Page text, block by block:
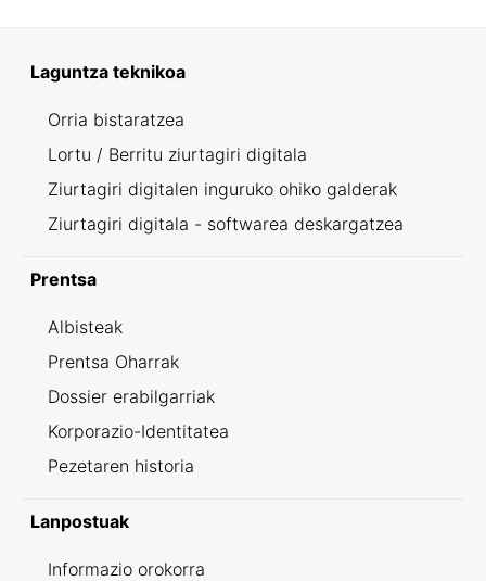
Laguntza teknikoa
Orria bistaratzea
Lortu / Berritu ziurtagiri digitala
Ziurtagiri digitalen inguruko ohiko galderak
Ziurtagiri digitala - softwarea deskargatzea
Prentsa
Albisteak
Prentsa Oharrak
Dossier erabilgarriak
Korporazio-Identitatea
Pezetaren historia
Lanpostuak
Informazio orokorra